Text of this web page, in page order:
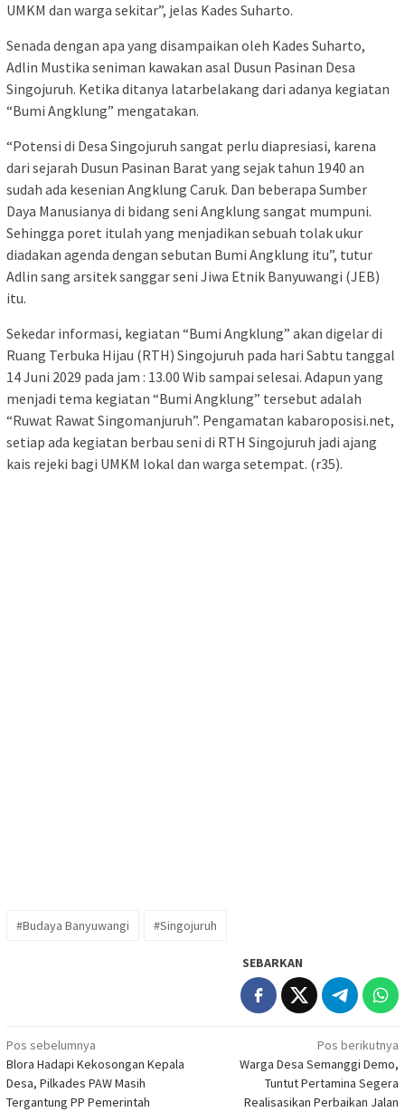
UMKM dan warga sekitar”, jelas Kades Suharto.
Senada dengan apa yang disampaikan oleh Kades Suharto,
Adlin Mustika seniman kawakan asal Dusun Pasinan Desa
Singojuruh. Ketika ditanya latarbelakang dari adanya kegiatan
“Bumi Angklung” mengatakan.
“Potensi di Desa Singojuruh sangat perlu diapresiasi, karena
dari sejarah Dusun Pasinan Barat yang sejak tahun 1940 an
sudah ada kesenian Angklung Caruk. Dan beberapa Sumber
Daya Manusianya di bidang seni Angklung sangat mumpuni.
Sehingga poret itulah yang menjadikan sebuah tolak ukur
diadakan agenda dengan sebutan Bumi Angklung itu”, tutur
Adlin sang arsitek sanggar seni Jiwa Etnik Banyuwangi (JEB)
itu.
Sekedar informasi, kegiatan “Bumi Angklung” akan digelar di
Ruang Terbuka Hijau (RTH) Singojuruh pada hari Sabtu tanggal
14 Juni 2029 pada jam : 13.00 Wib sampai selesai. Adapun yang
menjadi tema kegiatan “Bumi Angklung” tersebut adalah
“Ruwat Rawat Singomanjuruh”. Pengamatan kabaroposisi.net,
setiap ada kegiatan berbau seni di RTH Singojuruh jadi ajang
kais rejeki bagi UMKM lokal dan warga setempat. (r35).
#Budaya Banyuwangi #Singojuruh
SEBARKAN
Navigasi
pos
Pos sebelumnya
Blora Hadapi Kekosongan Kepala
Desa, Pilkades PAW Masih
Tergantung PP Pemerintah
Pos berikutnya
Warga Desa Semanggi Demo,
Tuntut Pertamina Segera
Realisasikan Perbaikan Jalan